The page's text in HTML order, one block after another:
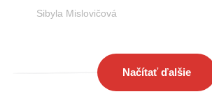
Sibyla Mislovičová
Načítať ďalšie